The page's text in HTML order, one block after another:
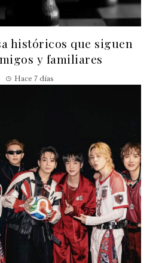
históricos que siguen
y familiares
Hace 7 días